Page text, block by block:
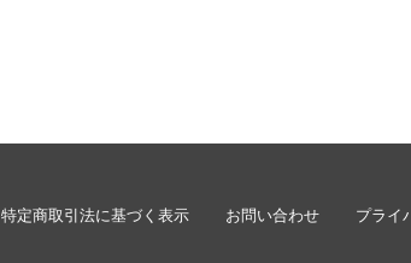
特定商取引法に基づく表示 お問い合わせ プライ